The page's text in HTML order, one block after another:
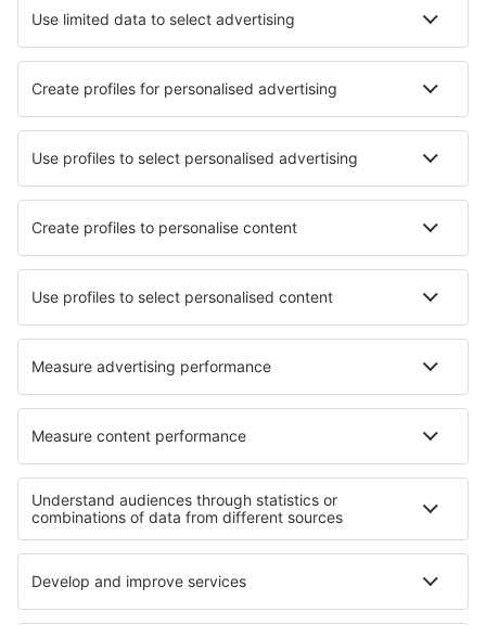
Terst Ronchi dei Legionari (TRS)
Benátky
Perugia San Franceso d'Assisi (PEG)
Lamezia Sant'Eufemia (SUF)
Verona Valerio Catullo Villafranca (VRN)
Trapani Vincenzo Florio (TPS)
Comiso Vincenzo Magliocco (CIY)